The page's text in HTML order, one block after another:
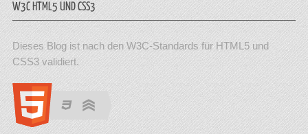
W3C HTML5 UND CSS3
Dieses Blog ist nach den W3C-Standards für HTML5 und
CSS3 validiert.